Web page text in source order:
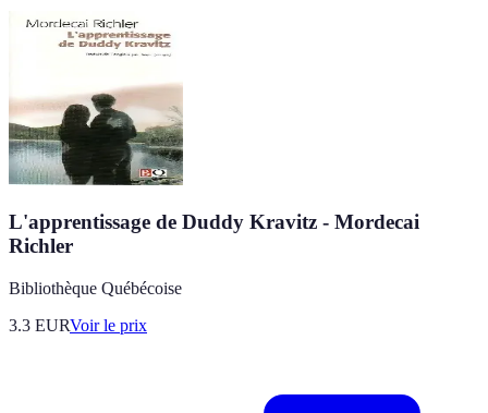
L'apprentissage de Duddy Kravitz - Mordecai
Richler
Bibliothèque Québécoise
3.3 EURVoir le prix